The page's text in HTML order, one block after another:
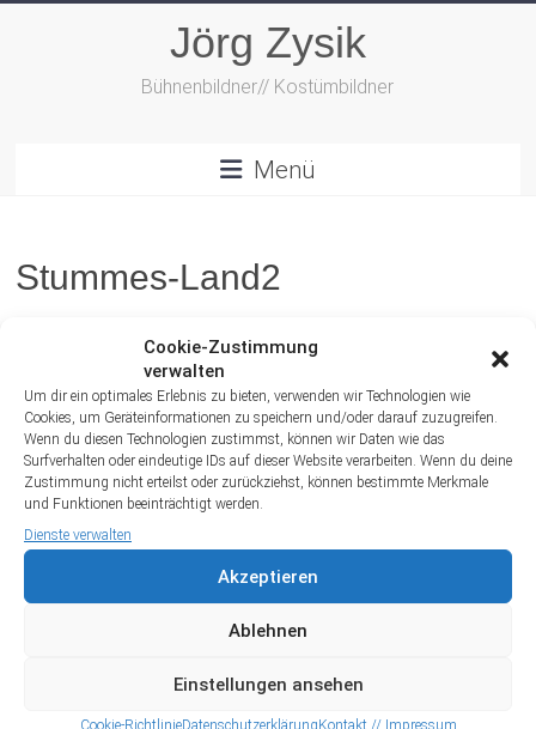
Cookie-Zustimmung
verwalten
Um dir ein optimales Erlebnis zu bieten, verwenden wir Technologien wie
Cookies, um Geräteinformationen zu speichern und/oder darauf zuzugreifen.
Wenn du diesen Technologien zustimmst, können wir Daten wie das
Surfverhalten oder eindeutige IDs auf dieser Website verarbeiten. Wenn du deine
Zustimmung nicht erteilst oder zurückziehst, können bestimmte Merkmale
und Funktionen beeinträchtigt werden.
Dienste verwalten
Akzeptieren
Ablehnen
Einstellungen ansehen
Cookie-RichtlinieDatenschutzerklärung Kontakt // Impressum
Jörg Zysik
Bühnenbildner// Kostümbildner
Menü
Stummes-Land2